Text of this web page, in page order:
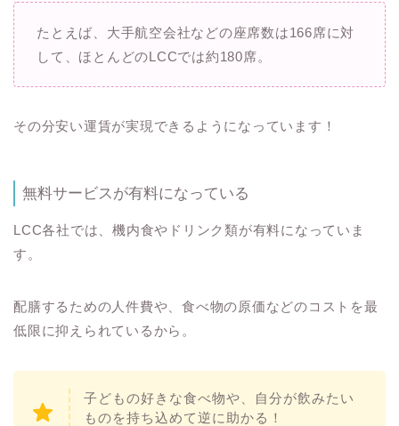
たとえば、大手航空会社などの座席数は166席に対
して、ほとんどのLCCでは約180席。
その分安い運賃が実現できるようになっています！
無料サービスが有料になっている
LCC各社では、機内食やドリンク類が有料になっていま
す。
配膳するための人件費や、食べ物の原価などのコストを最
低限に抑えられているから。
子どもの好きな食べ物や、自分が飲みたい
ものを持ち込めて逆に助かる！